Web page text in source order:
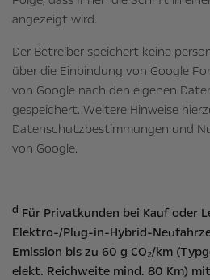
angezeigt wird.
Der Betreiber speichert keine
über die Einbindung von Google
von Google nach den eigenen
gespeichert. Weitere Hinweise
Datenschutzbestimmungen und
von Google.
d Für Privatkunden bei Kauf oder
Elektro-/Plug-in-Hybrid-
Emission bis zu 60 g CO₂/km
elekt. Reichweite mind. 80 Km)